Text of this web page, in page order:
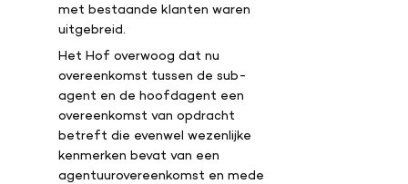
met bestaande klanten waren
uitgebreid.
Het Hof overwoog dat nu
overeenkomst tussen de sub-
agent en de hoofdagent een
overeenkomst van opdracht
betreft die evenwel wezenlijke
kenmerken bevat van een
agentuurovereenkomst en mede